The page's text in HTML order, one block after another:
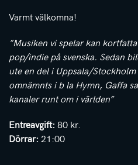
Varmt välkomna!
”Musiken vi spelar kan
pop/indie på svenska. Sedan
ute en del i Uppsala/
omnämnts i b la Hymn, Gaffa
kanaler runt om i världen”
Entreavgift: 80 kr.
Dörrar: 21:00